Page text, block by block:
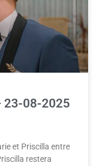
23-08-2025
et Priscilla entre
restera